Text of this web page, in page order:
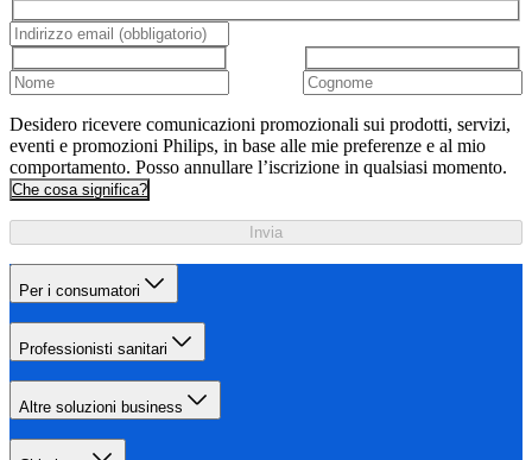
Desidero ricevere comunicazioni promozionali sui prodotti, servizi,
eventi e promozioni Philips, in base alle mie preferenze e al mio
comportamento. Posso annullare l’iscrizione in qualsiasi momento.
Che cosa significa?
Invia
Per i consumatori
Professionisti sanitari
Altre soluzioni business